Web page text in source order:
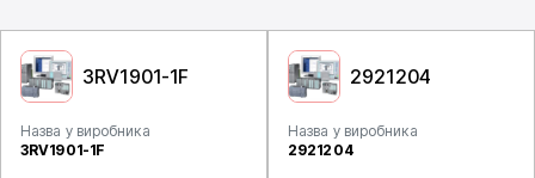
3RV1901-1F
Назва у виробника
3RV1901-1F
2921204
Назва у виробника
2921204